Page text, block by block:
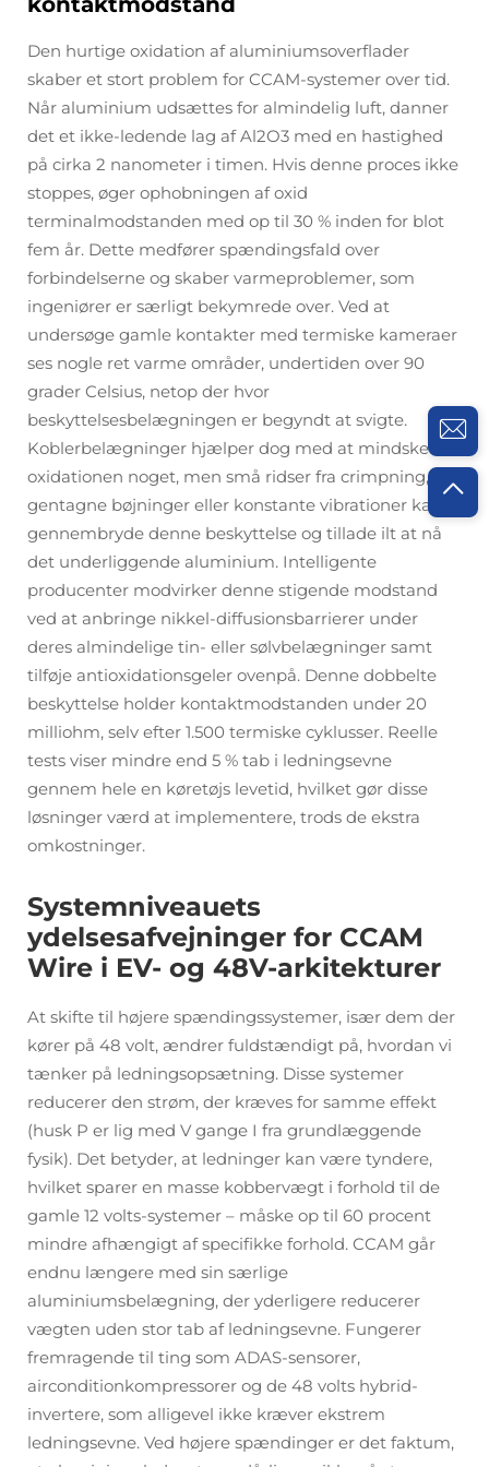
Den hurtige oxidation af aluminiumsoverflader
skaber et stort problem for CCAM-systemer over tid.
Når aluminium udsættes for almindelig luft, danner
det et ikke-ledende lag af Al2O3 med en hastighed
på cirka 2 nanometer i timen. Hvis denne proces ikke
stoppes, øger ophobningen af oxid
terminalmodstanden med op til 30 % inden for blot
fem år. Dette medfører spændingsfald over
forbindelserne og skaber varmeproblemer, som
ingeniører er særligt bekymrede over. Ved at
undersøge gamle kontakter med termiske kameraer
ses nogle ret varme områder, undertiden over 90
grader Celsius, netop der hvor
beskyttelsesbelægningen er begyndt at svigte.
Koblerbelægninger hjælper dog med at mindske
oxidationen noget, men små ridser fra crimpning,
gentagne bøjninger eller konstante vibrationer kan
gennembryde denne beskyttelse og tillade ilt at nå
det underliggende aluminium. Intelligente
producenter modvirker denne stigende modstand
ved at anbringe nikkel-diffusionsbarrierer under
deres almindelige tin- eller sølvbelægninger samt
tilføje antioxidationsgeler ovenpå. Denne dobbelte
beskyttelse holder kontaktmodstanden under 20
milliohm, selv efter 1.500 termiske cyklusser. Reelle
tests viser mindre end 5 % tab i ledningsevne
gennem hele en køretøjs levetid, hvilket gør disse
løsninger værd at implementere, trods de ekstra
omkostninger.
Systemniveauets
ydelsesafvejninger for CCAM
Wire i EV- og 48V-arkitekturer
At skifte til højere spændingssystemer, især dem der
kører på 48 volt, ændrer fuldstændigt på, hvordan vi
tænker på ledningsopsætning. Disse systemer
reducerer den strøm, der kræves for samme effekt
(husk P er lig med V gange I fra grundlæggende
fysik). Det betyder, at ledninger kan være tyndere,
hvilket sparer en masse kobbervægt i forhold til de
gamle 12 volts-systemer – måske op til 60 procent
mindre afhængigt af specifikke forhold. CCAM går
endnu længere med sin særlige
aluminiumsbelægning, der yderligere reducerer
vægten uden stor tab af ledningsevne. Fungerer
fremragende til ting som ADAS-sensorer,
airconditionkompressorer og de 48 volts hybrid-
invertere, som alligevel ikke kræver ekstrem
ledningsevne. Ved højere spændinger er det faktum,